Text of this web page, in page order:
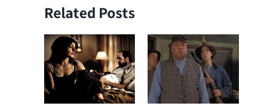
Related Posts